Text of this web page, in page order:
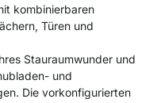
kombinierbaren
Türen und
Stauraumwunder und
und
Die vorkonfigurierten